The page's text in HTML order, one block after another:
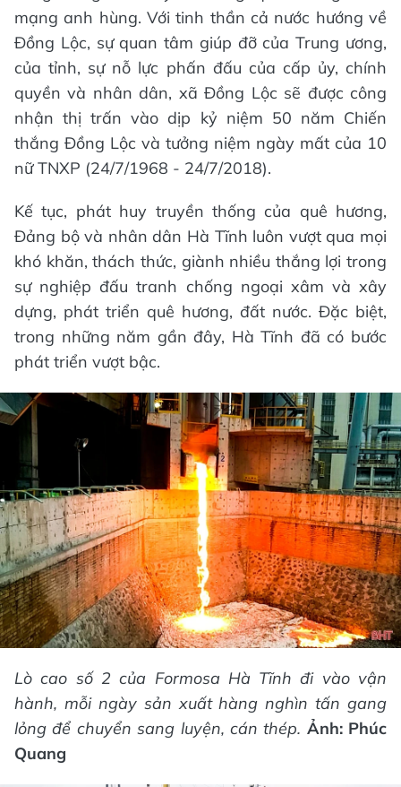
mạng anh hùng. Với tinh thần cả nước hướng về
Đồng Lộc, sự quan tâm giúp đỡ của Trung ương,
của tỉnh, sự nỗ lực phấn đấu của cấp ủy, chính
quyền và nhân dân, xã Đồng Lộc sẽ được công
nhận thị trấn vào dịp kỷ niệm 50 năm Chiến
thắng Đồng Lộc và tưởng niệm ngày mất của 10
nữ TNXP (24/7/1968 - 24/7/2018).
Kế tục, phát huy truyền thống của quê hương,
Đảng bộ và nhân dân Hà Tĩnh luôn vượt qua mọi
khó khăn, thách thức, giành nhiều thắng lợi trong
sự nghiệp đấu tranh chống ngoại xâm và xây
dựng, phát triển quê hương, đất nước. Đặc biệt,
trong những năm gần đây, Hà Tĩnh đã có bước
phát triển vượt bậc.
Lò cao số 2 của Formosa Hà Tĩnh đi vào vận
hành, mỗi ngày sản xuất hàng nghìn tấn gang
lỏng để chuyển sang luyện, cán thép. Ảnh: Phúc
Quang